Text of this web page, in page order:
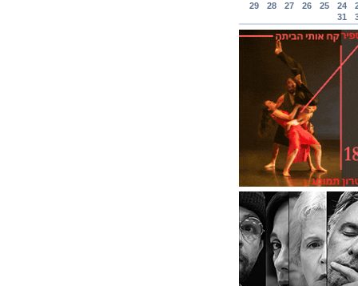
24
25
26
27
28
29
31